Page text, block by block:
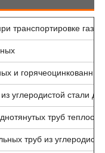
транспортировке
и
углеродистой стали
труб
труб из